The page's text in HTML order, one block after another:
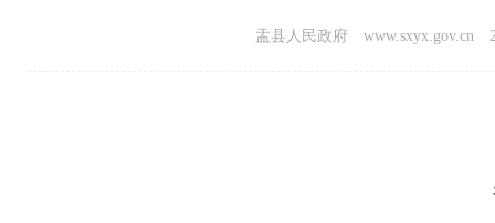
盂县人民政府 www.sxyx.gov.cn